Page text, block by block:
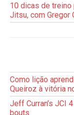
10 dicas de
Jitsu, com Gregor
Como lição
Queiroz à vitória
Jeff Curran’s JCI
bouts